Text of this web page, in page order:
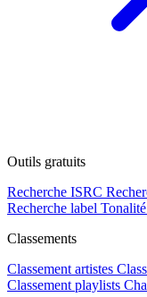
Outils gratuits
Recherche ISRC
Recherche label
Classements
Classement artistes
Classement playlists